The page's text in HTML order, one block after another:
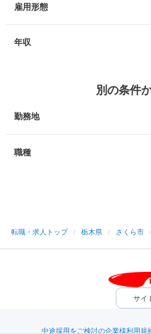
雇用形態
年収
別の条件
勤務地
職種
転職・求人トップ / 栃木県 / さくら市 /
サイ
中途採用をご検討の企業様利用規